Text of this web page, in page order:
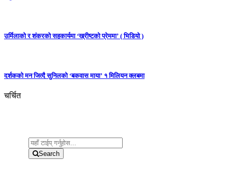
उर्मिलाको र शंकरको सहकार्यमा ‘ख्रीष्टको प्रेममा’ ( भिडियो )
दर्शकको मन जित्दै सुनिलको ‘बकवास माया’ १ मिलियन क्लबमा
चर्चित
Search